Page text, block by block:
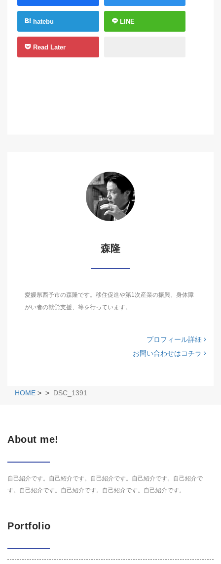
hatebu LINE
Read Later
森隆
愛媛県西予市の森隆です。移住促進や第1次産業の振興、身体障
がい者の就労支援、等を行っています。
プロフィール詳細
お問い合わせはコチラ
HOME > > DSC_1391
About me!
自己紹介です。自己紹介です。自己紹介です。自己紹介です。自己紹介で
す。自己紹介です。自己紹介です。自己紹介です。自己紹介です。
Portfolio